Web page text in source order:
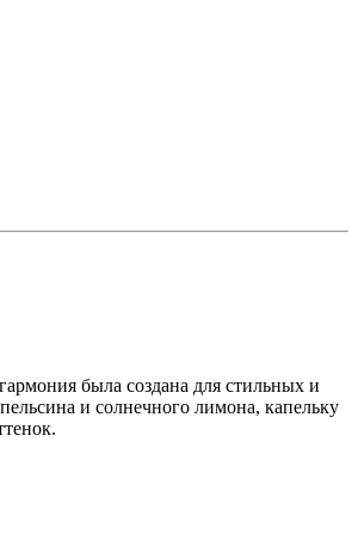
была создана для стильных и
и солнечного лимона, капельку